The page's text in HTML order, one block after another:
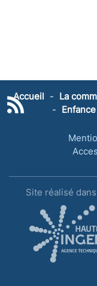
Accueil - La
-
Site réalisé